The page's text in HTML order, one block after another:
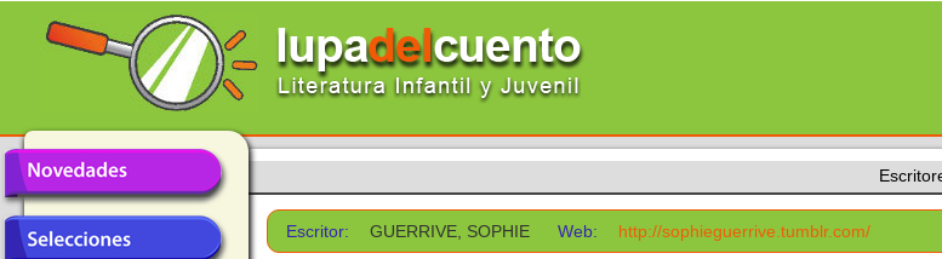
Escritor: GUERRIVE, SOPHIE Web: http://sophieguerrive.tumblr.com/